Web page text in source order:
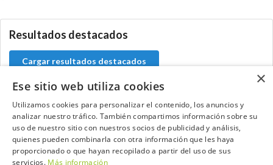
Resultados destacados
Cargar resultados destacados
Contacta con el equipo de NextCaddy
Opina Contacta
×
Ese sitio web utiliza cookies
Utilizamos cookies para personalizar el contenido, los anuncios y
analizar nuestro tráfico. También compartimos información sobre su
uso de nuestro sitio con nuestros socios de publicidad y análisis,
quienes pueden combinarla con otra información que les haya
proporcionado o que hayan recopilado a partir del uso de sus
servicios. Más información